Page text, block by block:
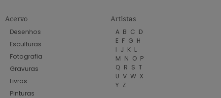
Acervo
Desenhos
Esculturas
Fotografia
Gravuras
Livros
Pinturas
Artistas
A B C D
E F G H
I J K L
M N O P
Q R S T
U V W X
Y Z